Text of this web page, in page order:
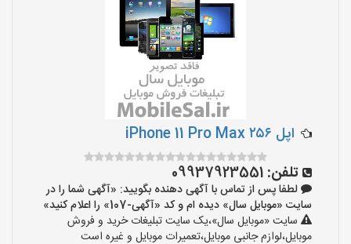
اپل iPhone 11 Pro Max ۲۵۶
تلفن: 09937923551
لطفا پس از تماس با آگهی دهنده بگویید: «آگهی شما را در
سایت «موبایل سال» دیده ام و کد «آگهی-107» را اعلام کنید»
سایت «موبایل سال»،یک سایت تبلیغات خرید و فروش
موبایل،لوازم جانبی موبایل،تعمیرات موبایل و غیره است